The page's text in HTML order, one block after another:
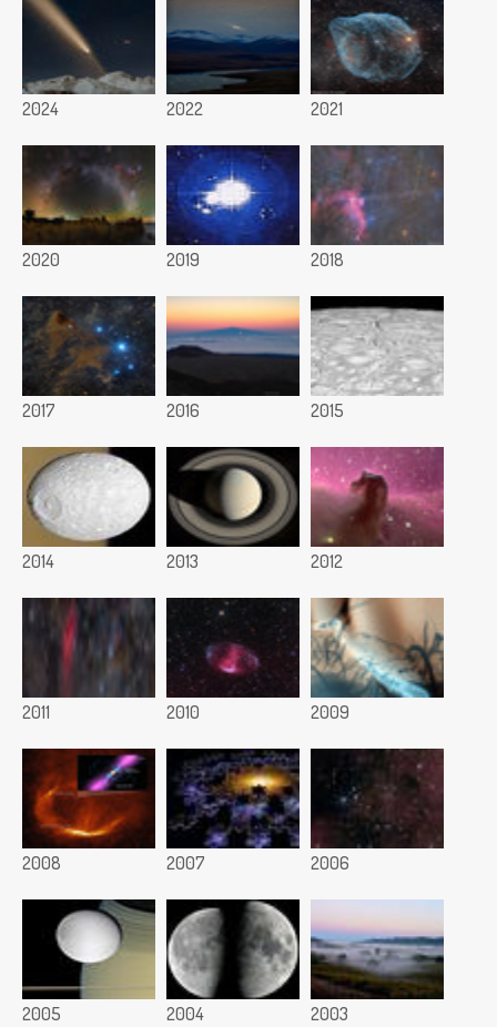
2024 2022 2021
2020 2019 2018
2017 2016 2015
2014 2013 2012
2011 2010 2009
2008 2007 2006
2005 2004 2003